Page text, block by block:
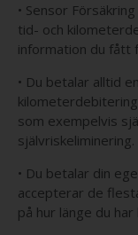
• Sensor
tid- och
information du fått
• Du betalar alltid
som exempelvis
självriskeliminering.
• Du betalar din
accepterar de
på hur länge du